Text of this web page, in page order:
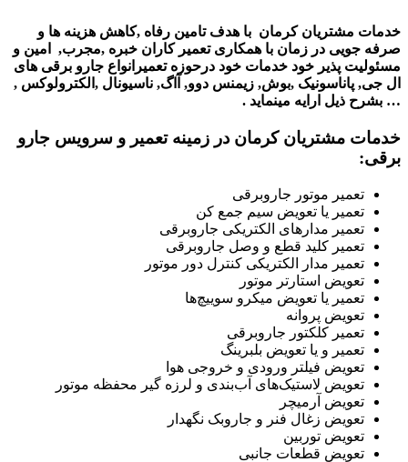
خدمات مشتریان کرمان با هدف تامین رفاه ,کاهش هزینه ها و
صرفه جویی در زمان با همکاری تعمیر کاران خبره ,مجرب, امین و
مسئولیت پذیر خود خدمات خود درحوزه تعمیرانواع جارو برقی های
ال جی, پاناسونیک ,بوش, زیمنس دوو, آاگ, ناسیونال ,الکترولوکس ,
… بشرح ذیل ارایه مینماید .
خدمات مشتریان کرمان در زمینه تعمیر و سرویس جارو
برقی:
تعمیر موتور جاروبرقی
تعمیر یا تعویض سیم جمع کن
تعمیر مدارهای الکتریکی جاروبرقی
تعمیر کلید قطع و وصل جاروبرقی
تعمیر مدار الکتریکی کنترل دور موتور
تعویض استارتر موتور
تعمیر یا تعویض میکرو سوییچ‌ها
تعویض پروانه
تعمیر کلکتور جاروبرقی
تعمیر و یا تعویض بلبرینگ
تعویض فیلتر ورودی و خروجی هوا
تعویض لاستیک‌های آب‌بندی و لرزه گیر محفظه موتور
تعویض آرمیچر
تعویض زغال فنر و جاروبک نگهدار
تعویض توربین
تعویض قطعات جانبی